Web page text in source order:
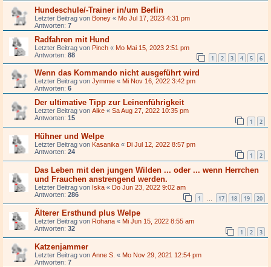
Hundeschule/-Trainer in/um Berlin
Letzter Beitrag von Boney « Mo Jul 17, 2023 4:31 pm
Antworten: 7
Radfahren mit Hund
Letzter Beitrag von Pinch « Mo Mai 15, 2023 2:51 pm
Antworten: 88 1 2 3 4 5 6
Wenn das Kommando nicht ausgeführt wird
Letzter Beitrag von Jymmie « Mi Nov 16, 2022 3:42 pm
Antworten: 6
Der ultimative Tipp zur Leinenführigkeit
Letzter Beitrag von Aike « Sa Aug 27, 2022 10:35 pm
Antworten: 15 1 2
Hühner und Welpe
Letzter Beitrag von Kasanika « Di Jul 12, 2022 8:57 pm
Antworten: 24 1 2
Das Leben mit den jungen Wilden ... oder ... wenn Herrchen
und Frauchen anstrengend werden.
Letzter Beitrag von Iska « Do Jun 23, 2022 9:02 am
Antworten: 286 1 17 18 19 20
Älterer Ersthund plus Welpe
Letzter Beitrag von Rohana « Mi Jun 15, 2022 8:55 am
Antworten: 32 1 2 3
Katzenjammer
Letzter Beitrag von Anne S. « Mo Nov 29, 2021 12:54 pm
Antworten: 7